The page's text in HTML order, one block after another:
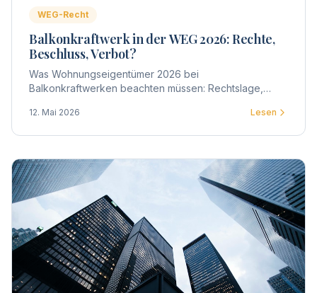
WEG-Recht
Balkonkraftwerk in der WEG 2026: Rechte,
Beschluss, Verbot?
Was Wohnungseigentümer 2026 bei
Balkonkraftwerken beachten müssen: Rechtslage,
Tipps und typische Streitpunkte.
12. Mai 2026 Lesen